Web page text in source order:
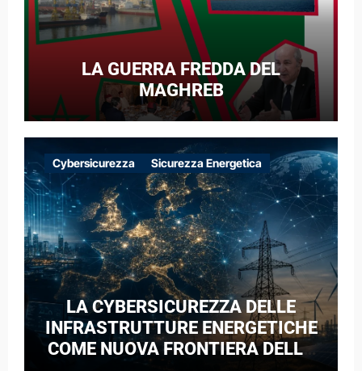
LA GUERRA FREDDA DEL
MAGHREB
Cybersicurezza Sicurezza Energetica
LA CYBERSICUREZZA DELLE
INFRASTRUTTURE ENERGETICHE
COME NUOVA FRONTIERA DELLA